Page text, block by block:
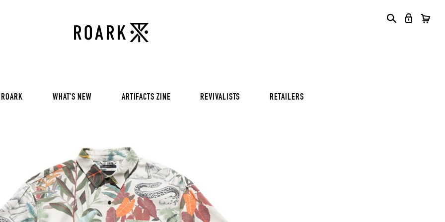
VOL 29:ADVENTURE NEVER FAILS
VOL 28:ADVENTURE NEVER FAILS
Pants / Shorts
Trinkets
VOL 28:
RUN AMOK
WHAT'S NEW ARTIFACTS ZINE REVIVALISTS RETAILERS